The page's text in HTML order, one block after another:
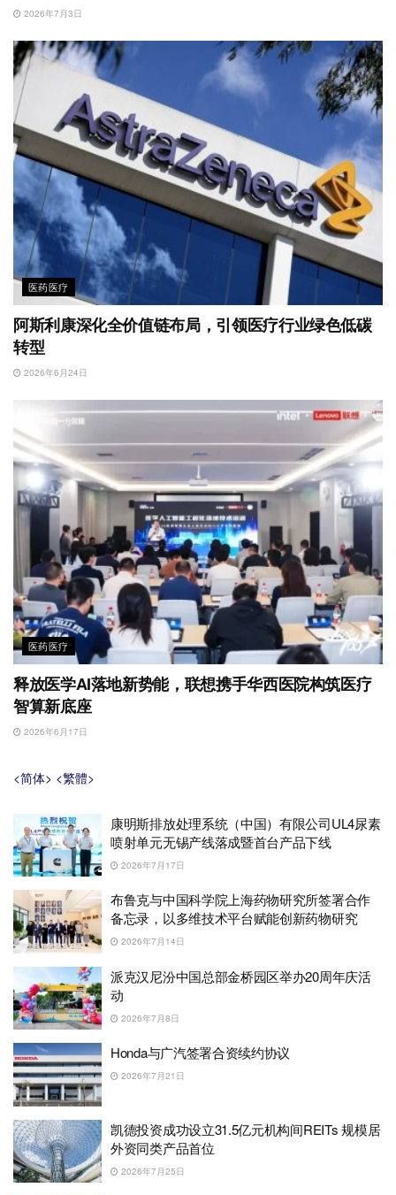
2026年7月3日
医药医疗
阿斯利康深化全价值链布局，引领医疗行业绿色低碳
转型
2026年6月24日
医药医疗
释放医学AI落地新势能，联想携手华西医院构筑医疗
智算新底座
2026年6月17日
<简体> <繁體>
康明斯排放处理系统（中国）有限公司UL4尿素
喷射单元无锡产线落成暨首台产品下线
2026年7月17日
布鲁克与中国科学院上海药物研究所签署合作
备忘录，以多维技术平台赋能创新药物研究
2026年7月14日
派克汉尼汾中国总部金桥园区举办20周年庆活
动
2026年7月8日
Honda与广汽签署合资续约协议
2026年7月21日
凯德投资成功设立31.5亿元机构间REITs 规模居
外资同类产品首位
2026年7月25日